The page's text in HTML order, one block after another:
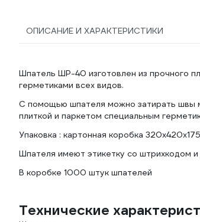
ОПИСАНИЕ И ХАРАКТЕРИСТИКИ
Шпатель ШР-40 изготовлен из прочного
герметиками всех видов.
С помощью шпателя можно затирать швы
плиткой и паркетом специальным
Упаковка : картонная коробка
Шпателя имеют этикетку со штрихкодом
В коробке 1000 штук шпателей
Технические